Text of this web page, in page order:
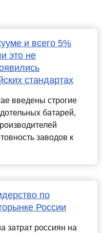
и всего 5%
это не
стандартах
введены строгие
батарей,
заводов к
по
России
затрат россиян на